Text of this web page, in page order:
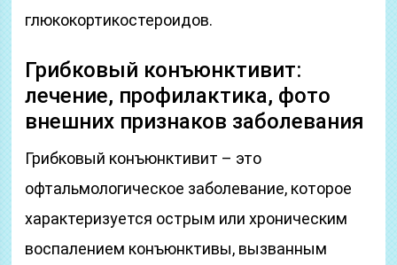
глюкокортикостероидов.
Грибковый конъюнктивит:
лечение, профилактика, фото
внешних признаков заболевания
Грибковый конъюнктивит – это
офтальмологическое заболевание, которое
характеризуется острым или хроническим
воспалением конъюнктивы, вызванным